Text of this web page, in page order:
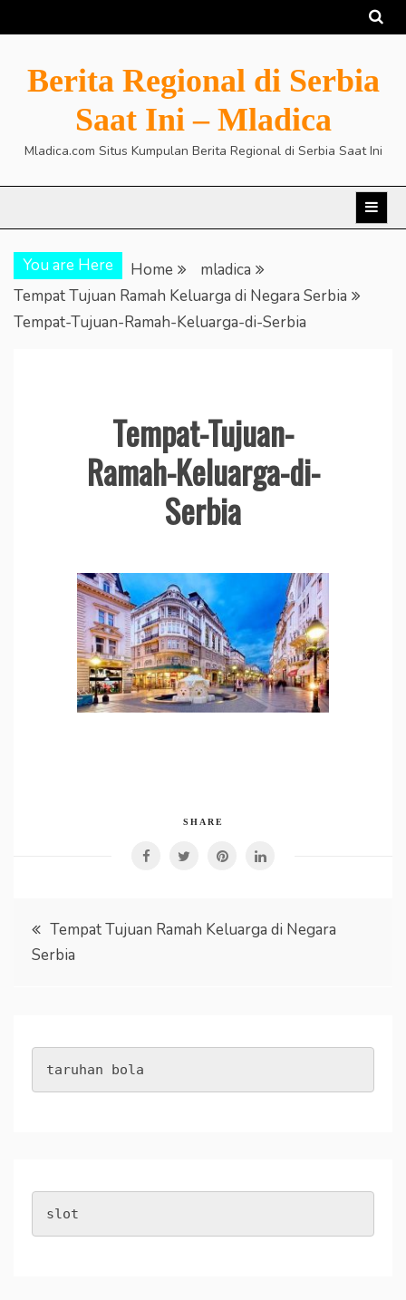
to
Berita Regional di Serbia
Saat Ini – Mladica
Mladica.com Situs Kumpulan Berita Regional di Serbia Saat Ini
You are Here Home
mladica
Tempat Tujuan Ramah Keluarga di Negara Serbia
Tempat-Tujuan-Ramah-Keluarga-di-Serbia
Tempat-Tujuan-
Ramah-Keluarga-di-
Serbia
SHARE
Post
navigation
Tempat Tujuan Ramah Keluarga di Negara
Serbia
taruhan bola
slot